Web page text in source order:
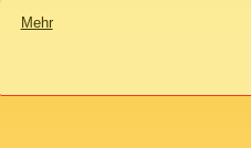
Mehrüber